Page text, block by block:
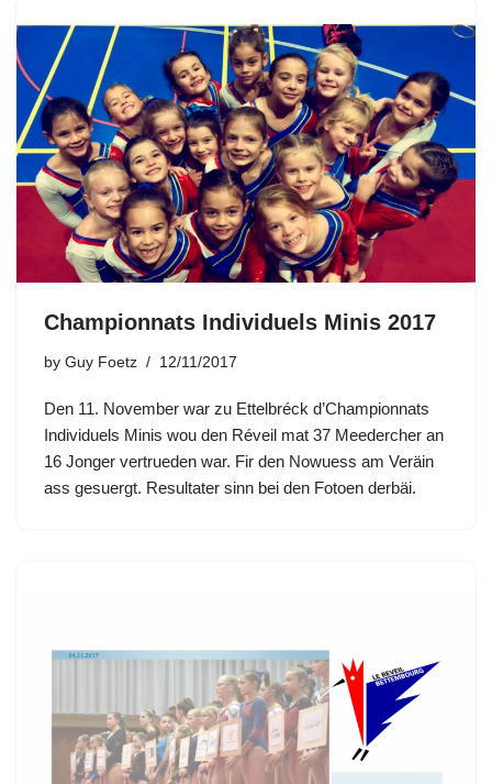
Championnats Individuels Minis 2017
by Guy Foetz 12/11/2017
Den 11. November war zu Ettelbréck d’Championnats
Individuels Minis wou den Réveil mat 37 Meedercher an
16 Jonger vertrueden war. Fir den Nowuess am Veräin
ass gesuergt. Resultater sinn bei den Fotoen derbäi.